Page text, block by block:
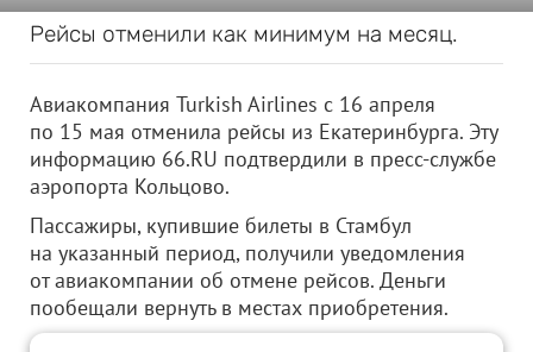
Рейсы отменили как минимум на месяц.
Авиакомпания Turkish Airlines с 16 апреля
по 15 мая отменила рейсы из Екатеринбурга. Эту
информацию 66.RU подтвердили в пресс-службе
аэропорта Кольцово.
Пассажиры, купившие билеты в Стамбул
на указанный период, получили уведомления
от авиакомпании об отмене рейсов. Деньги
пообещали вернуть в местах приобретения.